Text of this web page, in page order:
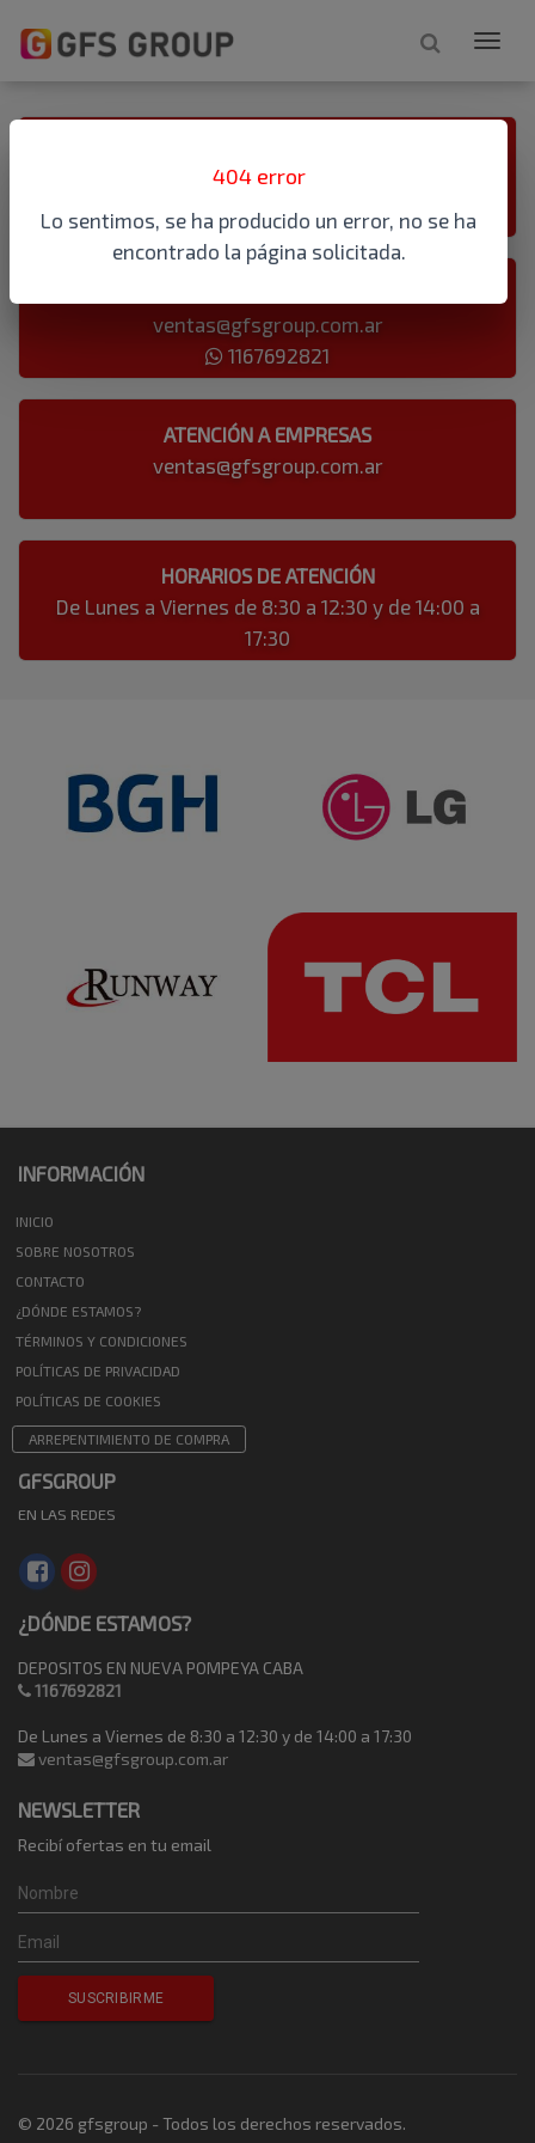
404 error
Lo sentimos, se ha producido un error, no se ha
encontrado la página solicitada.
ventas@gfsgroup.com.ar
1167692821
ATENCIÓN A EMPRESAS
ventas@gfsgroup.com.ar
HORARIOS DE ATENCIÓN
De Lunes a Viernes de 8:30 a 12:30 y de 14:00 a
17:30
INFORMACIÓN
INICIO
SOBRE NOSOTROS
CONTACTO
¿DÓNDE ESTAMOS?
TÉRMINOS Y CONDICIONES
POLÍTICAS DE PRIVACIDAD
POLÍTICAS DE COOKIES
ARREPENTIMIENTO DE COMPRA
GFSGROUP
EN LAS REDES
¿DÓNDE ESTAMOS?
DEPOSITOS EN NUEVA POMPEYA CABA
1167692821
De Lunes a Viernes de 8:30 a 12:30 y de 14:00 a 17:30
ventas@gfsgroup.com.ar
NEWSLETTER
Recibí ofertas en tu email
© 2026 gfsgroup - Todos los derechos reservados.